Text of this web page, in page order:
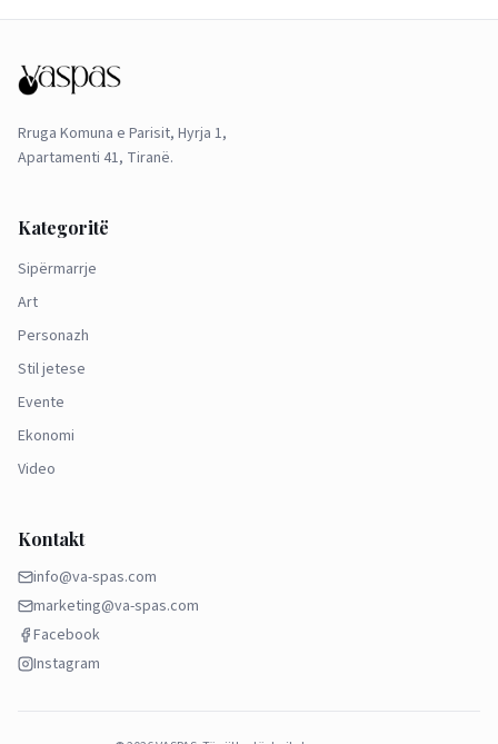
Rruga Komuna e Parisit, Hyrja 1,
Apartamenti 41, Tiranë.
Kategoritë
Sipërmarrje
Art
Personazh
Stil jetese
Evente
Ekonomi
Video
Kontakt
info@va-spas.com
marketing@va-spas.com
Facebook
Instagram